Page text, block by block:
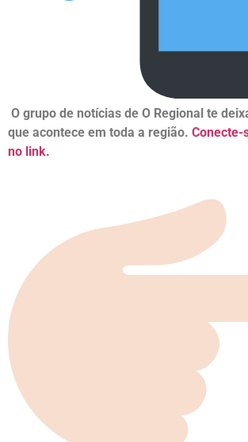
O grupo de notícias de O Regional te
que acontece em toda a região. Conecte-
no link.